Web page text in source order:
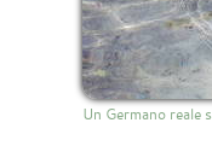
Un Germano reale